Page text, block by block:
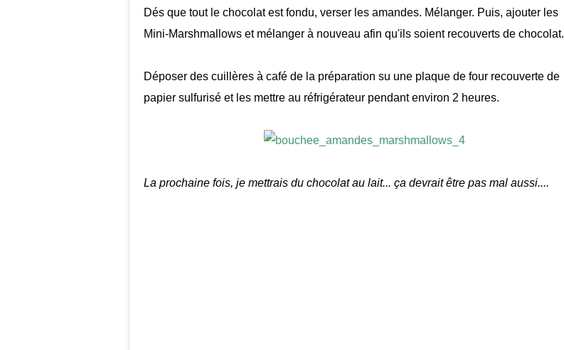
Dés que tout le chocolat est fondu, verser les amandes. Mélanger. Puis, ajouter les
Mini-Marshmallows et mélanger à nouveau afin qu'ils soient recouverts de chocolat.
Déposer des cuillères à café de la préparation su une plaque de four recouverte de
papier sulfurisé et les mettre au réfrigérateur pendant environ 2 heures.
La prochaine fois, je mettrais du chocolat au lait... ça devrait être pas mal aussi....